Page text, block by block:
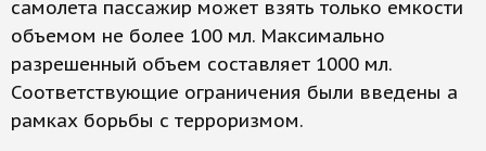
самолета пассажир может взять только емкости
объемом не более 100 мл. Максимально
разрешенный объем составляет 1000 мл.
Соответствующие ограничения были введены а
рамках борьбы с терроризмом.